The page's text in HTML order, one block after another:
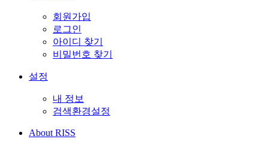
회원가입
로그인
아이디 찾기
비밀번호 찾기
설정
내 정보
검색환경설정
About RISS